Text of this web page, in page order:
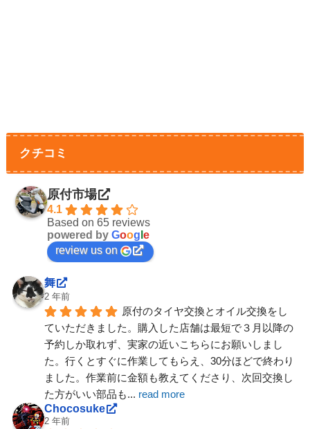
クチコミ
原付市場
4.1
Based on 65 reviews
powered by Goog e
review us on
舞
2 年前
原付のタイヤ交換とオイル交換をし
ていただきました。購入した店舗は最短で３月以降の
予約しか取れず、実家の近いこちらにお願いしまし
た。行くとすぐに作業してもらえ、30分ほどで終わり
ました。作業前に金額も教えてくださり、次回交換し
た方がいい部品も... read more
Chocosuke
2 年前